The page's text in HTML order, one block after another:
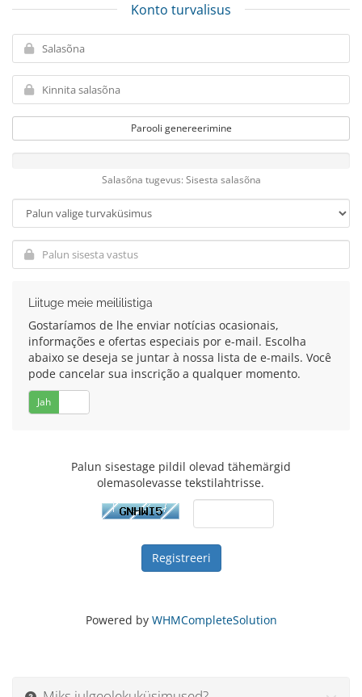
Konto turvalisus
Parooli genereerimine
Salasõna tugevus: Sisesta salasõna
Liituge meie meililistiga
Gostaríamos de lhe enviar notícias ocasionais,
informações e ofertas especiais por e-mail. Escolha
abaixo se deseja se juntar à nossa lista de e-mails. Você
pode cancelar sua inscrição a qualquer momento.
Jah
Palun sisestage pildil olevad tähemärgid
olemasolevasse tekstilahtrisse.
Powered by WHMCompleteSolution